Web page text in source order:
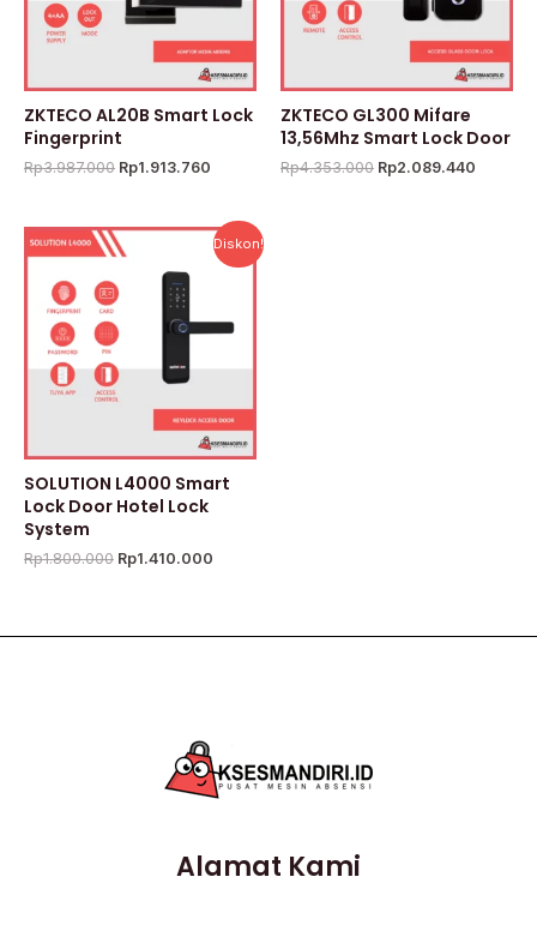
ZKTECO AL20B Smart Lock
Fingerprint
Rp3.987.000 Rp1.913.760
ZKTECO GL300 Mifare
13,56Mhz Smart Lock Door
Rp4.353.000 Rp2.089.440
Diskon!
SOLUTION L4000 Smart
Lock Door Hotel Lock
System
Rp1.800.000
Harga
aslinya
adalah:
Rp1.800.000.
Rp1.410.000
Harga
saat
Alamat Kami